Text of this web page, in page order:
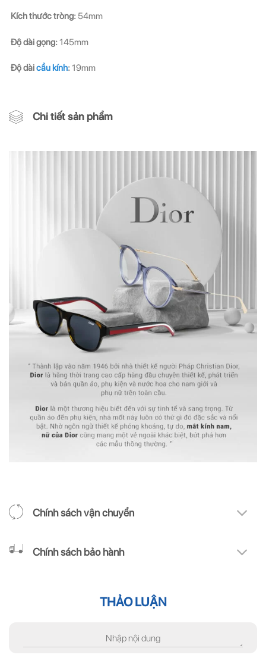
Kích thước tròng: 54mm
Độ dài gọng:145mm
Độ dàicầu kính:19mm
Chi tiết sản phẩm
Chính sách vận chuyển
Chính sách bảo hành
THẢO LUẬN